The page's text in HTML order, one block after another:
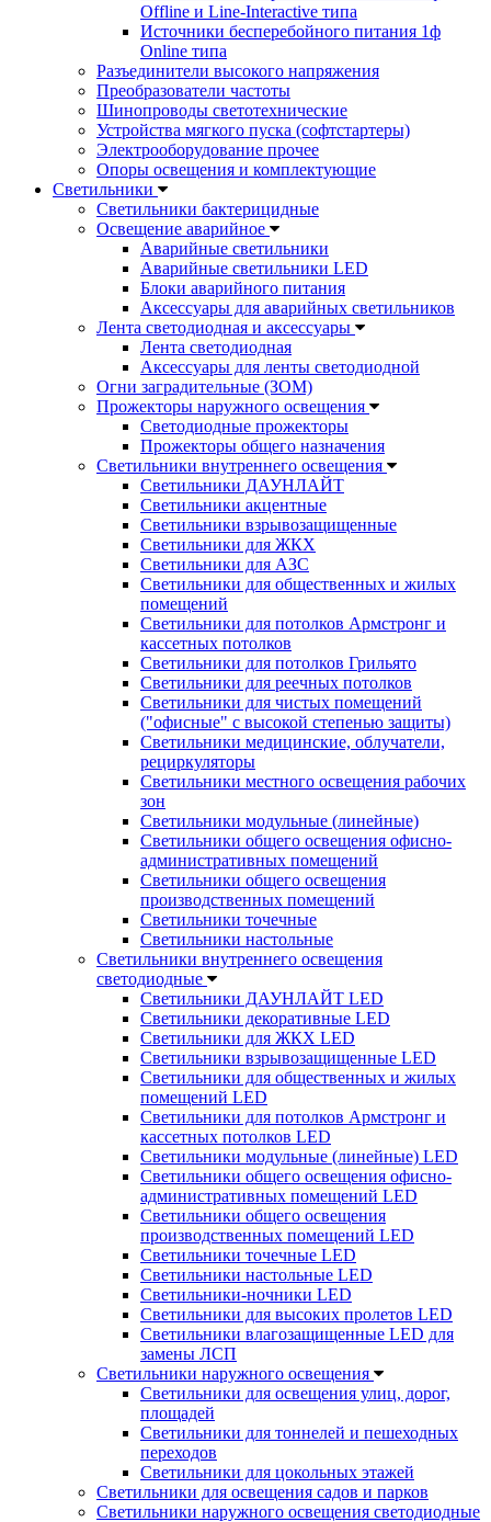
Offline и Line-Interactive типа
Источники бесперебойного питания 1ф
Online типа
Разъединители высокого напряжения
Преобразователи частоты
Шинопроводы светотехнические
Устройства мягкого пуска (софтстартеры)
Электрооборудование прочее
Опоры освещения и комплектующие
Светильники
Светильники бактерицидные
Освещение аварийное
Аварийные светильники
Аварийные светильники LED
Блоки аварийного питания
Аксессуары для аварийных светильников
Лента светодиодная и аксессуары
Лента светодиодная
Аксессуары для ленты светодиодной
Огни заградительные (ЗОМ)
Прожекторы наружного освещения
Светодиодные прожекторы
Прожекторы общего назначения
Светильники внутреннего освещения
Светильники ДАУНЛАЙТ
Светильники акцентные
Светильники взрывозащищенные
Светильники для ЖКХ
Светильники для АЗС
Светильники для общественных и жилых
помещений
Светильники для потолков Армстронг и
кассетных потолков
Светильники для потолков Грильято
Светильники для реечных потолков
Светильники для чистых помещений
("офисные" с высокой степенью защиты)
Светильники медицинские, облучатели,
рециркуляторы
Светильники местного освещения рабочих
зон
Светильники модульные (линейные)
Светильники общего освещения офисно-
административных помещений
Светильники общего освещения
производственных помещений
Светильники точечные
Светильники настольные
Светильники внутреннего освещения
светодиодные
Светильники ДАУНЛАЙТ LED
Светильники декоративные LED
Светильники для ЖКХ LED
Светильники взрывозащищенные LED
Светильники для общественных и жилых
помещений LED
Светильники для потолков Армстронг и
кассетных потолков LED
Светильники модульные (линейные) LED
Светильники общего освещения офисно-
административных помещений LED
Светильники общего освещения
производственных помещений LED
Светильники точечные LED
Светильники настольные LED
Светильники-ночники LED
Светильники для высоких пролетов LED
Светильники влагозащищенные LED для
замены ЛСП
Светильники наружного освещения
Светильники для освещения улиц, дорог,
площадей
Светильники для тоннелей и пешеходных
переходов
Светильники для цокольных этажей
Светильники для освещения садов и парков
Светильники наружного освещения светодиодные